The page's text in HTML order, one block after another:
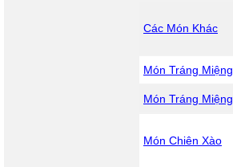
Các Món Khác
Món Tráng Miệng
Món Tráng Miệng
Món Chiên Xào